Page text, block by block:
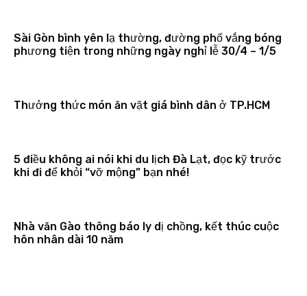
Sài Gòn bình yên lạ thường, đường phố vắng bóng
phương tiện trong những ngày nghỉ lễ 30/4 – 1/5
Thưởng thức món ăn vặt giá bình dân ở TP.HCM
5 điều không ai nói khi du lịch Đà Lạt, đọc kỹ trước
khi đi để khỏi “vỡ mộng” bạn nhé!
Nhà văn Gào thông báo ly dị chồng, kết thúc cuộc
hôn nhân dài 10 năm